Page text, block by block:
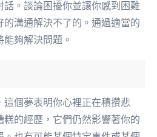
話。談論困擾你並讓你感到困難
的溝通解決不了的。通過適當的
夠解決問題。
個夢表明你心裡正在積攢悲
的經歷，它們仍然影響著你的